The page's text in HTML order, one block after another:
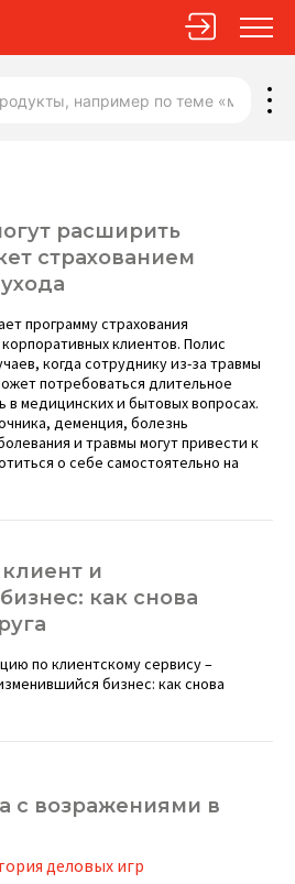
расширить
страхованием
программу страхования
клиентов. Полис
когда сотруднику из-за травмы
потребоваться длительное
в медицинских и бытовых вопросах.
деменция, болезнь
и травмы могут привести к
о себе самостоятельно на
и
как снова
по клиентскому сервису –
бизнес: как снова
с возражениями в
деловых игр